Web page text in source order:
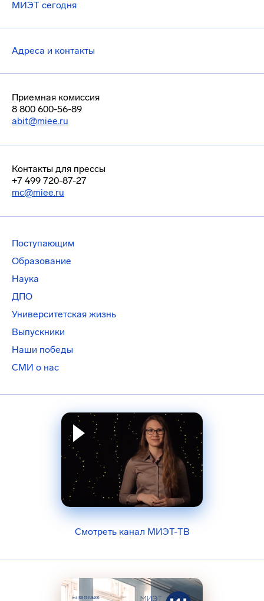
МИЭТ сегодня
Адреса и контакты
Приемная комиссия
8 800 600-56-89
abit@miee.ru
Контакты для прессы
+7 499 720-87-27
mc@miee.ru
Поступающим
Образование
Наука
ДПО
Университетская жизнь
Выпускники
Наши победы
СМИ о нас
Смотреть канал МИЭТ-ТВ